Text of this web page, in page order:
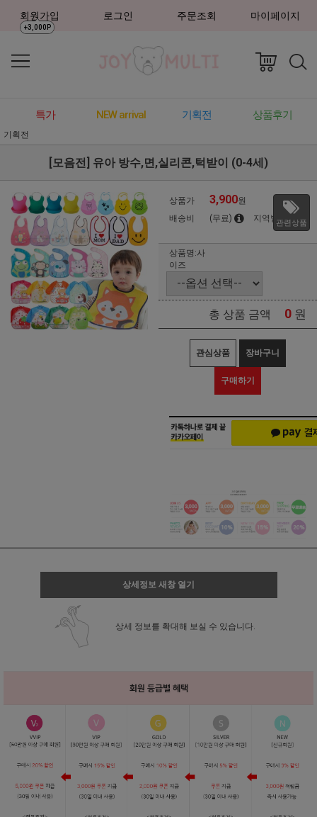
회원가입
+3,000P
로그인 주문조회 마이페이지
특가 NEW arrival 기획전 상품후기
기획전
[모음전] 유아 방수,면,실리콘,턱받이 (0-4세)
상품가 3,900원
배송비
(무료) 지역별관련상품
상품명:사
이즈
총 상품 금액 0 원
관심상품 장바구니
구매하기
상세정보 새창 열기
상세 정보를 확대해 보실 수 있습니다.